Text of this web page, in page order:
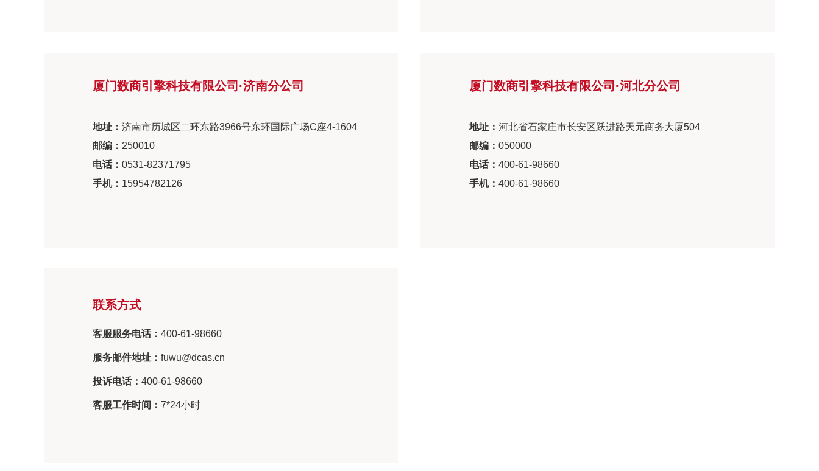
厦门数商引擎科技有限公司·济南分公司
地址： 济南市历城区二环东路3966号东环国际广场C座4-1604
邮编： 250010
电话： 0531-82371795
手机： 15954782126
厦门数商引擎科技有限公司·河北分公司
地址： 河北省石家庄市长安区跃进路天元商务大厦504
邮编： 050000
电话： 400-61-98660
手机： 400-61-98660
联系方式
客服服务电话： 400-61-98660
服务邮件地址： fuwu@dcas.cn
投诉电话： 400-61-98660
客服工作时间： 7*24小时